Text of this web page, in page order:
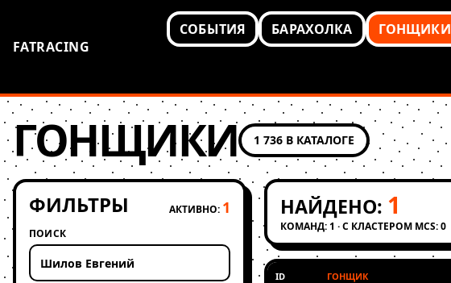
FATRACING
СОБЫТИЯ БАРАХОЛКА ГОНЩИКИ
ГОНЩИКИ 1 736 В КАТАЛОГЕ
ФИЛЬТРЫ АКТИВНО: 1
ПОИСК
НАЙДЕНО: 1
КОМАНД: 1 · С КЛАСТЕРОМ MCS: 0
ID ГОНЩИК